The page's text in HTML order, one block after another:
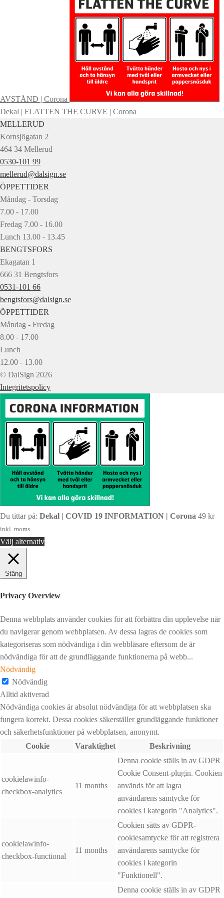
AVSTÅND | Corona
Dekal | FLATTEN THE CURVE | Corona
MELLERUD
Kornsjögatan 2
464 34 Mellerud
0530-101 99
mellerud@dalsign.se
ÖPPETTIDER
Måndag - Torsdag
7.00 - 17.00
Fredag 7.00 - 16.00
Lunch 13.00 - 13.45
BENGTSFORS
Ekagatan 1
666 31 Bengtsfors
0531-101 66
bengtsfors@dalsign.se
ÖPPETTIDER
Måndag - Fredag
8.00 - 17.00
Lunch
12.00 - 13.00
© DalSign 2026
Integritetspolicy
Du tittar på: Dekal | COVID 19 INFORMATION | Corona 49 kr
inkl. moms
Välj alternativ
Stäng
Privacy Overview
Denna webbplats använder cookies för att förbättra din upplevelse när
du navigerar genom webbplatsen. Av dessa lagras de cookies som
kategoriseras som nödvändiga i din webbläsare eftersom de är
nödvändiga för att de grundläggande funktionerna på webb...
Nödvändig
Nödvändig
Alltid aktiverad
Nödvändiga cookies är absolut nödvändiga för att webbplatsen ska
fungera korrekt. Dessa cookies säkerställer grundläggande funktioner
och säkerhetsfunktioner på webbplatsen, anonymt.
Cookie
Varaktighet Beskrivning
cookielawinfo-
checkbox-analytics
11 months
Denna cookie ställs in av GDPR
Cookie Consent-plugin. Cookien
används för att lagra
användarens samtycke för
cookies i kategorin "Analytics".
cookielawinfo-
checkbox-functional
11 months
Cookien sätts av GDPR-
cookiesamtycke för att registrera
användarens samtycke för
cookies i kategorin
"Funktionell".
Denna cookie ställs in av GDPR